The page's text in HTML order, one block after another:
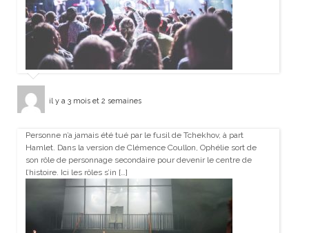
il y a 3 mois et 2 semaines
Personne n’a jamais été tué par le fusil de Tchekhov, à part
Hamlet. Dans la version de Clémence Coullon, Ophélie sort de
son rôle de personnage secondaire pour devenir le centre de
l’histoire. Ici les rôles s’in […]